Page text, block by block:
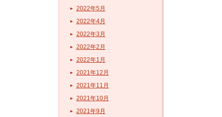
2022年5月
2022年4月
2022年3月
2022年2月
2022年1月
2021年12月
2021年11月
2021年10月
2021年9月